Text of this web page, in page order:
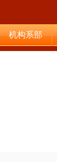
机构系部